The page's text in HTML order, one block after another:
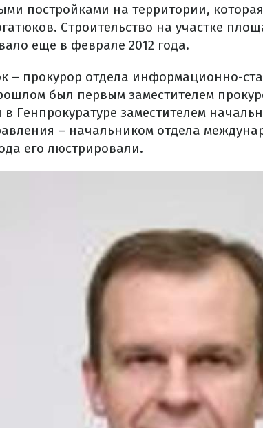
постройками на территории,
Строительство на участке
еще в феврале 2012 года.
– прокурор отдела информационно-
был первым заместителем
в Генпрокуратуре заместителем
– начальником отдела
его люстрировали.